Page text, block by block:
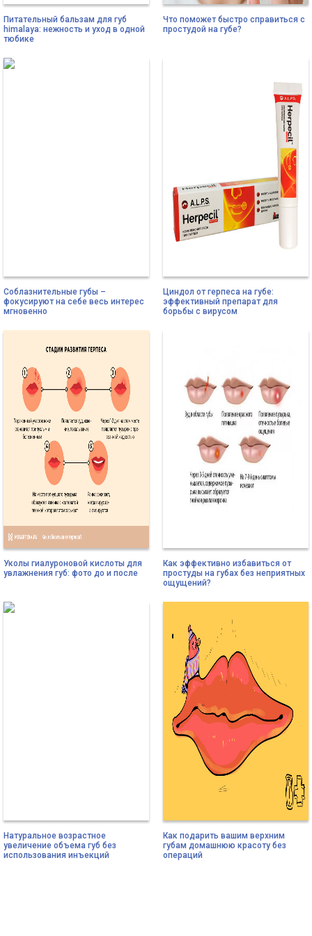
Питательный бальзам для губ
himalaya: нежность и уход в одной
тюбике
Что поможет быстро справиться с
простудой на губе?
Соблазнительные губы –
фокусируют на себе весь интерес
мгновенно
Циндол от герпеса на губе:
эффективный препарат для
борьбы с вирусом
Уколы гиалуроновой кислоты для
увлажнения губ: фото до и после
Как эффективно избавиться от
простуды на губах без неприятных
ощущений?
Натуральное возрастное
увеличение объема губ без
использования инъекций
Как подарить вашим верхним
губам домашнюю красоту без
операций